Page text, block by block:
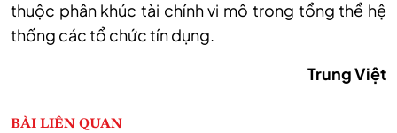
thuộc phân khúc tài chính vi mô trong tổng thể hệ
thống các tổ chức tín dụng.
Trung Việt
BÀI LIÊN QUAN